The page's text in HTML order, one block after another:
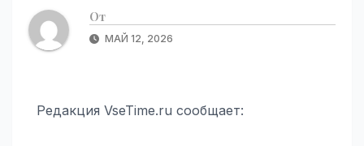
От
МАЙ 12, 2026
Редакция VseTime.ru сообщает: